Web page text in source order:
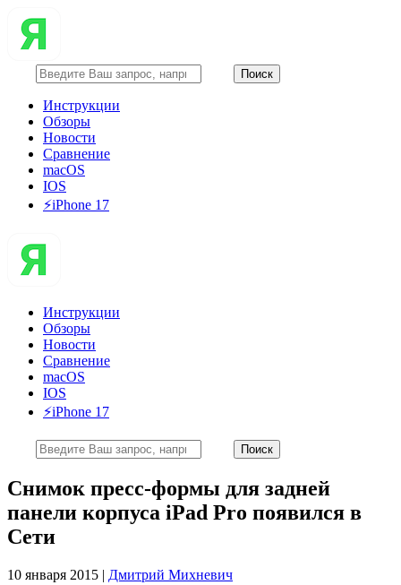
Инструкции
Обзоры
Новости
Сравнение
macOS
IOS
⚡️iPhone 17
Инструкции
Обзоры
Новости
Сравнение
macOS
IOS
⚡️iPhone 17
Снимок пресс-формы для задней
панели корпуса iPad Pro появился в
Сети
10 января 2015 | Дмитрий Михневич